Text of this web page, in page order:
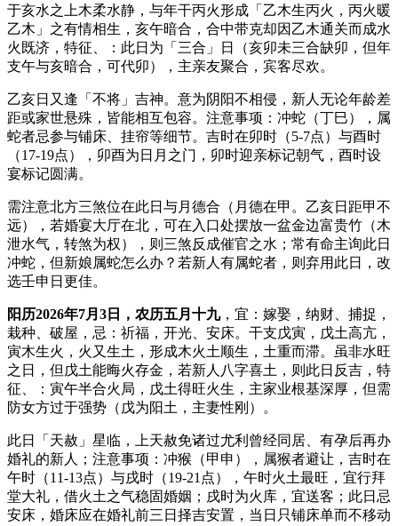
于亥水之上木柔水静，与年干丙火形成「乙木生丙火，丙火暖
乙木」之有情相生，亥午暗合，合中带克却因乙木通关而成水
火既济，特征、：此日为「三合」日（亥卯未三合缺卯，但年
支午与亥暗合，可代卯），主亲友聚合，宾客尽欢。
乙亥日又逢「不将」吉神。意为阴阳不相侵，新人无论年龄差
距或家世悬殊，皆能相互包容。注意事项：冲蛇（丁巳），属
蛇者忌参与铺床、挂帘等细节。吉时在卯时（5-7点）与酉时
（17-19点），卯酉为日月之门，卯时迎亲标记朝气，酉时设
宴标记圆满。
需注意北方三煞位在此日与月德合（月德在甲。乙亥日距甲不
远），若婚宴大厅在北，可在入口处摆放一盆金边富贵竹（木
泄水气，转煞为权），则三煞反成催官之水；常有命主询此日
冲蛇，但新娘属蛇怎么办？若新人有属蛇者，则弃用此日，改
选壬申日更佳。
阳历2026年7月3日，农历五月十九，宜：嫁娶，纳财、捕捉，
栽种、破屋，忌：祈福，开光、安床。干支戊寅，戊土高亢，
寅木生火，火又生土，形成木火土顺生，土重而滞。虽非水旺
之日，但戊土能晦火存金，若新人八字喜土，则此日反吉，特
征、：寅午半合火局，戊土得旺火生，主家业根基深厚，但需
防女方过于强势（戊为阳土，主妻性刚）。
此日「天赦」星临，上天赦免诸过尤利曾经同居、有孕后再办
婚礼的新人；注意事项：冲猴（甲申），属猴者避让，吉时在
午时（11-13点）与戌时（19-21点），午时火土最旺，宜行拜
堂大礼，借火土之气稳固婚姻；戌时为火库，宜送客；此日忌
安床，婚床应在婚礼前三日择吉安置，当日只铺床单而不移动